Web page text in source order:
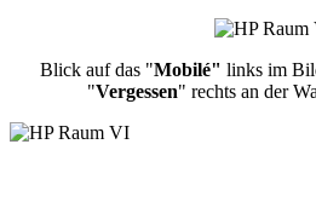
Blick auf das "Mobilé" links im
"Vergessen" rechts an der